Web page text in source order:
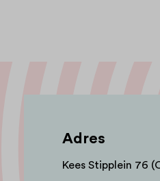
Adres
Kees Stipplein 76